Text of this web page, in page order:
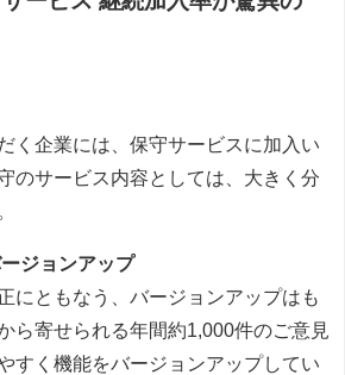
く企業には、保守サービスに加入い
のサービス内容としては、大きく分
ジョンアップ
にともなう、バージョンアップはも
ら寄せられる年間約1,000件のご意見
すく機能をバージョンアップしてい